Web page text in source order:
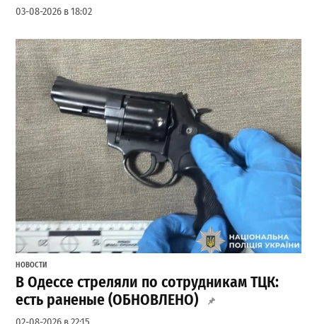
03-08-2026 в 18:02
НОВОСТИ
В Одессе стреляли по сотрудникам ТЦК:
есть раненые (ОБНОВЛЕНО)